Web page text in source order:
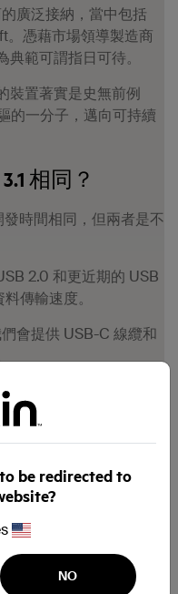
廣泛接納，當中包括
憑藉市場領導製造商
範可謂指日可待。
裝置著實是史無前例
的一分子，邁向可持續
相同？
時間相同，但兩者是不
2.0 和更近期的 USB
傳輸速度。
會提供 USB-C 線纜和
C 接口則具備支援新技
PD 是一種使用高速
腦可更安全快速地充
足的電力，無需另外
電相比，USB PD 能以
be redirected to
NO